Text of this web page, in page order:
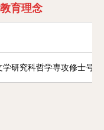
育理念
研究科哲学専攻修士号